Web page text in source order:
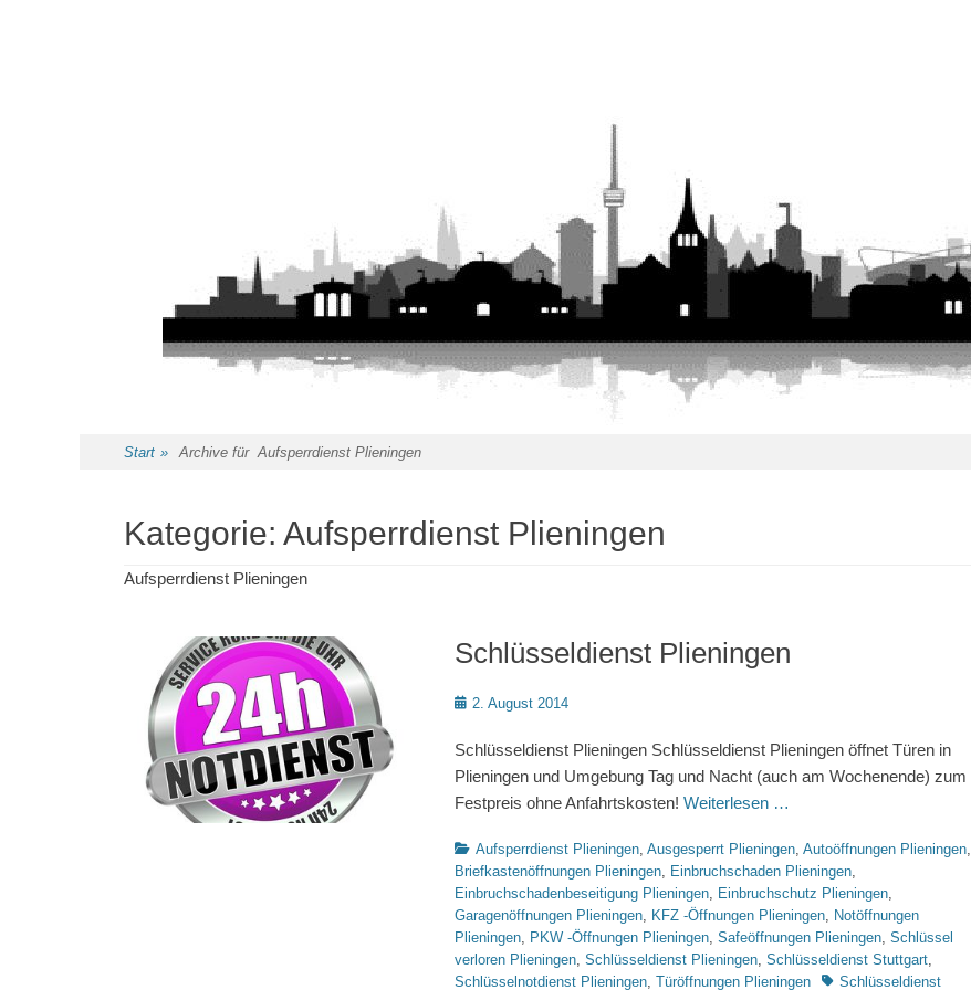
Start » Archive fürAufsperrdienst Plieningen
Kategorie: Aufsperrdienst Plieningen
Aufsperrdienst Plieningen
Schlüsseldienst Plieningen
Posted
2. August 2014
Schlüsseldienst Plieningen Schlüsseldienst Plieningen öffnet Türen in
Plieningen und Umgebung Tag und Nacht (auch am Wochenende) zum
Festpreis ohne Anfahrtskosten! Weiterlesen …
Kategorien
Aufsperrdienst Plieningen, Ausgesperrt Plieningen, Autoöffnungen Plieningen,
Briefkastenöffnungen Plieningen, Einbruchschaden Plieningen,
Einbruchschadenbeseitigung Plieningen, Einbruchschutz Plieningen,
Garagenöffnungen Plieningen, KFZ -Öffnungen Plieningen, Notöffnungen
Plieningen, PKW -Öffnungen Plieningen, Safeöffnungen Plieningen, Schlüssel
verloren Plieningen, Schlüsseldienst Plieningen, Schlüsseldienst Stuttgart,
Schlüsselnotdienst Plieningen, Türöffnungen Plieningen Schlagworte
Schlüsseldienst